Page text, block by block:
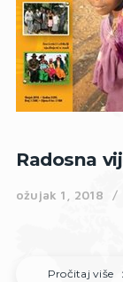
Radosna
ožujak 1, 2018
Pročitaj više